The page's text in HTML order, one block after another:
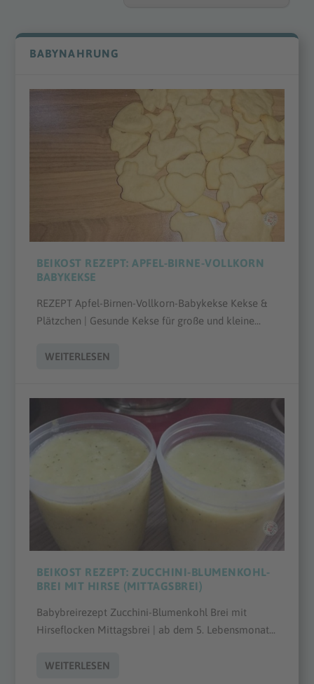
BABYNAHRUNG
BEIKOST REZEPT: APFEL-BIRNE-VOLLKORN
BABYKEKSE
REZEPT Apfel-Birnen-Vollkorn-Babykekse Kekse &
Plätzchen | Gesunde Kekse für große und kleine...
WEITERLESEN
BEIKOST REZEPT: ZUCCHINI-BLUMENKOHL-
BREI MIT HIRSE (MITTAGSBREI)
Babybreirezept Zucchini-Blumenkohl Brei mit
Hirseflocken Mittagsbrei | ab dem 5. Lebensmonat...
WEITERLESEN